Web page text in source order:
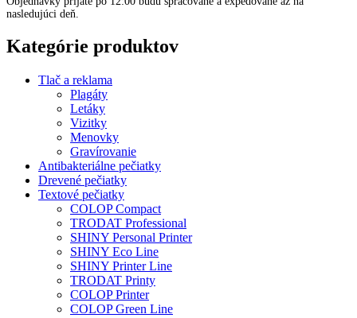
Domov
Články
Video návody
Návod na výmenu podušky v pečiatke Trodat Printy
Návod na výmenu podušky v pečiatke Colop Printer
Návod na výmenu podušky v pečiatke Trodat Mobile
Printy
Návod na výmenu podušky v pečiatke Shiny Handy
Stamp
Tlač a reklama
Vizitky
Letáky
Plagáty
Gravírovanie
Menovky
FAQ
O nás
Kontakt